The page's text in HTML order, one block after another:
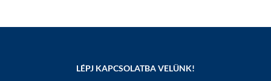
LÉPJ KAPCSOLATBA VELÜNK!